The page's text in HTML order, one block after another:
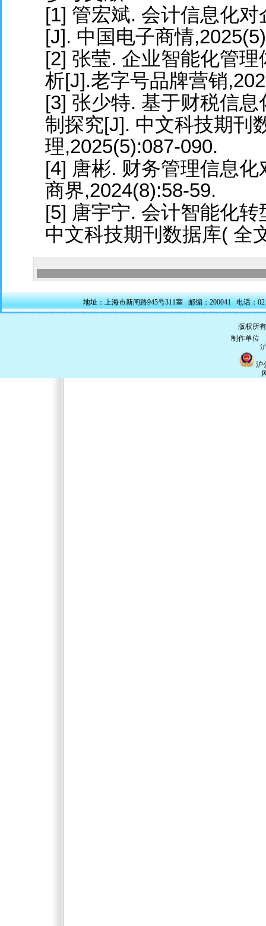
[1] 管宏斌. 会计信息化
[J]. 中国电子商情
[2] 张莹. 企业智能化管
析[J].老字号品牌营销
[3] 张少特. 基于财税信
制探究[J]. 中文科技期刊
理,2025(5):087-090.
[4] 唐彬. 财务管理信息
商界,2024(8):58-59.
[5] 唐宇宁. 会计智能化
中文科技期刊数据库( 全
地址：上海市新闸路945号311室 邮编：200041 电话：
版权所
制作单位
沪